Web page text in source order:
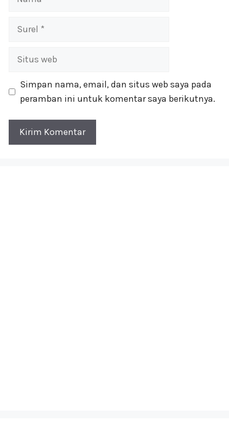
Surel
Situs
Simpan nama, email, dan situs web saya pada
peramban ini untuk komentar saya berikutnya.